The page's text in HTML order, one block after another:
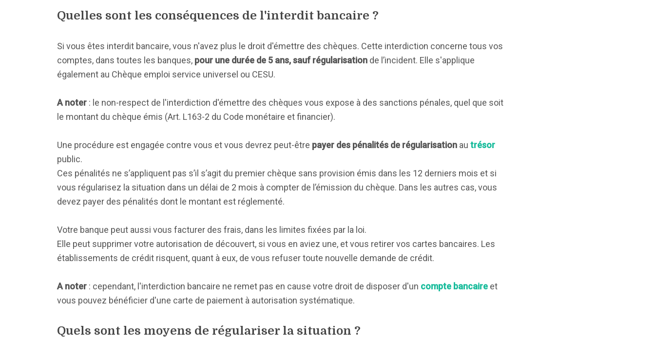
Quelles sont les conséquences de l'interdit bancaire ?
Si vous êtes interdit bancaire, vous n'avez plus le droit d'émettre des chèques. Cette interdiction concerne tous vos
comptes, dans toutes les banques, pour une durée de 5 ans, sauf régularisation de l’incident. Elle s'applique
également au Chèque emploi service universel ou CESU.
A noter : le non-respect de l'interdiction d'émettre des chèques vous expose à des sanctions pénales, quel que soit
le montant du chèque émis (Art. L163-2 du Code monétaire et financier).
Une procédure est engagée contre vous et vous devrez peut-être payer des pénalités de régularisation au trésor
public.
Ces pénalités ne s’appliquent pas s’il s’agit du premier chèque sans provision émis dans les 12 derniers mois et si
vous régularisez la situation dans un délai de 2 mois à compter de l’émission du chèque. Dans les autres cas, vous
devez payer des pénalités dont le montant est réglementé.
Votre banque peut aussi vous facturer des frais, dans les limites fixées par la loi.
Elle peut supprimer votre autorisation de découvert, si vous en aviez une, et vous retirer vos cartes bancaires. Les
établissements de crédit risquent, quant à eux, de vous refuser toute nouvelle demande de crédit.
A noter : cependant, l'interdiction bancaire ne remet pas en cause votre droit de disposer d'un compte bancaire et
vous pouvez bénéficier d'une carte de paiement à autorisation systématique.
Quels sont les moyens de régulariser la situation ?